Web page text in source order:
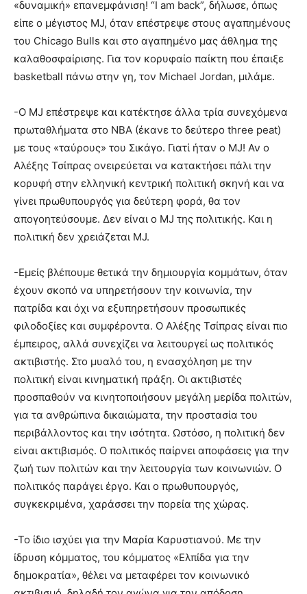
«δυναμική» επανεμφάνιση! “I am back”, δήλωσε, όπως
είπε ο μέγιστος MJ, όταν επέστρεψε στους αγαπημένους
του Chicago Bulls και στο αγαπημένο μας άθλημα της
καλαθοσφαίρισης. Για τον κορυφαίο παίκτη που έπαιξε
basketball πάνω στην γη, τον Michael Jordan, μιλάμε.
-Ο MJ επέστρεψε και κατέκτησε άλλα τρία συνεχόμενα
πρωταθλήματα στο NBA (έκανε το δεύτερο three peat)
με τους «ταύρους» του Σικάγο. Γιατί ήταν ο MJ! Αν ο
Αλέξης Τσίπρας ονειρεύεται να κατακτήσει πάλι την
κορυφή στην ελληνική κεντρική πολιτική σκηνή και να
γίνει πρωθυπουργός για δεύτερη φορά, θα τον
απογοητεύσουμε. Δεν είναι ο MJ της πολιτικής. Και η
πολιτική δεν χρειάζεται MJ.
-Εμείς βλέπουμε θετικά την δημιουργία κομμάτων, όταν
έχουν σκοπό να υπηρετήσουν την κοινωνία, την
πατρίδα και όχι να εξυπηρετήσουν προσωπικές
φιλοδοξίες και συμφέροντα. Ο Αλέξης Τσίπρας είναι πιο
έμπειρος, αλλά συνεχίζει να λειτουργεί ως πολιτικός
ακτιβιστής. Στο μυαλό του, η ενασχόληση με την
πολιτική είναι κινηματική πράξη. Οι ακτιβιστές
προσπαθούν να κινητοποιήσουν μεγάλη μερίδα πολιτών,
για τα ανθρώπινα δικαιώματα, την προστασία του
περιβάλλοντος και την ισότητα. Ωστόσο, η πολιτική δεν
είναι ακτιβισμός. Ο πολιτικός παίρνει αποφάσεις για την
ζωή των πολιτών και την λειτουργία των κοινωνιών. Ο
πολιτικός παράγει έργο. Και ο πρωθυπουργός,
συγκεκριμένα, χαράσσει την πορεία της χώρας.
-Το ίδιο ισχύει για την Μαρία Καρυστιανού. Με την
ίδρυση κόμματος, του κόμματος «Ελπίδα για την
δημοκρατία», θέλει να μεταφέρει τον κοινωνικό